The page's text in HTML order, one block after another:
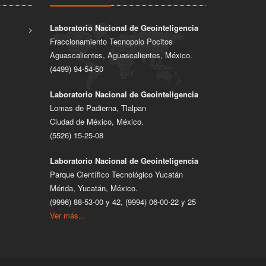
Laboratorio Nacional de Geointeligencia
Fraccionamiento Tecnopolo Pocitos
Aguascalientes, Aguascalientes, México.
(4499) 94-54-50
Laboratorio Nacional de Geointeligencia
Lomas de Padierna, Tlalpan
Ciudad de México, México.
(5526) 15-25-08
Laboratorio Nacional de Geointeligencia
Parque Científico Tecnológico Yucatán
Mérida, Yucatán, México.
(9996) 88-53-00 y 42, (9994) 06-00-22 y 25
Ver más...